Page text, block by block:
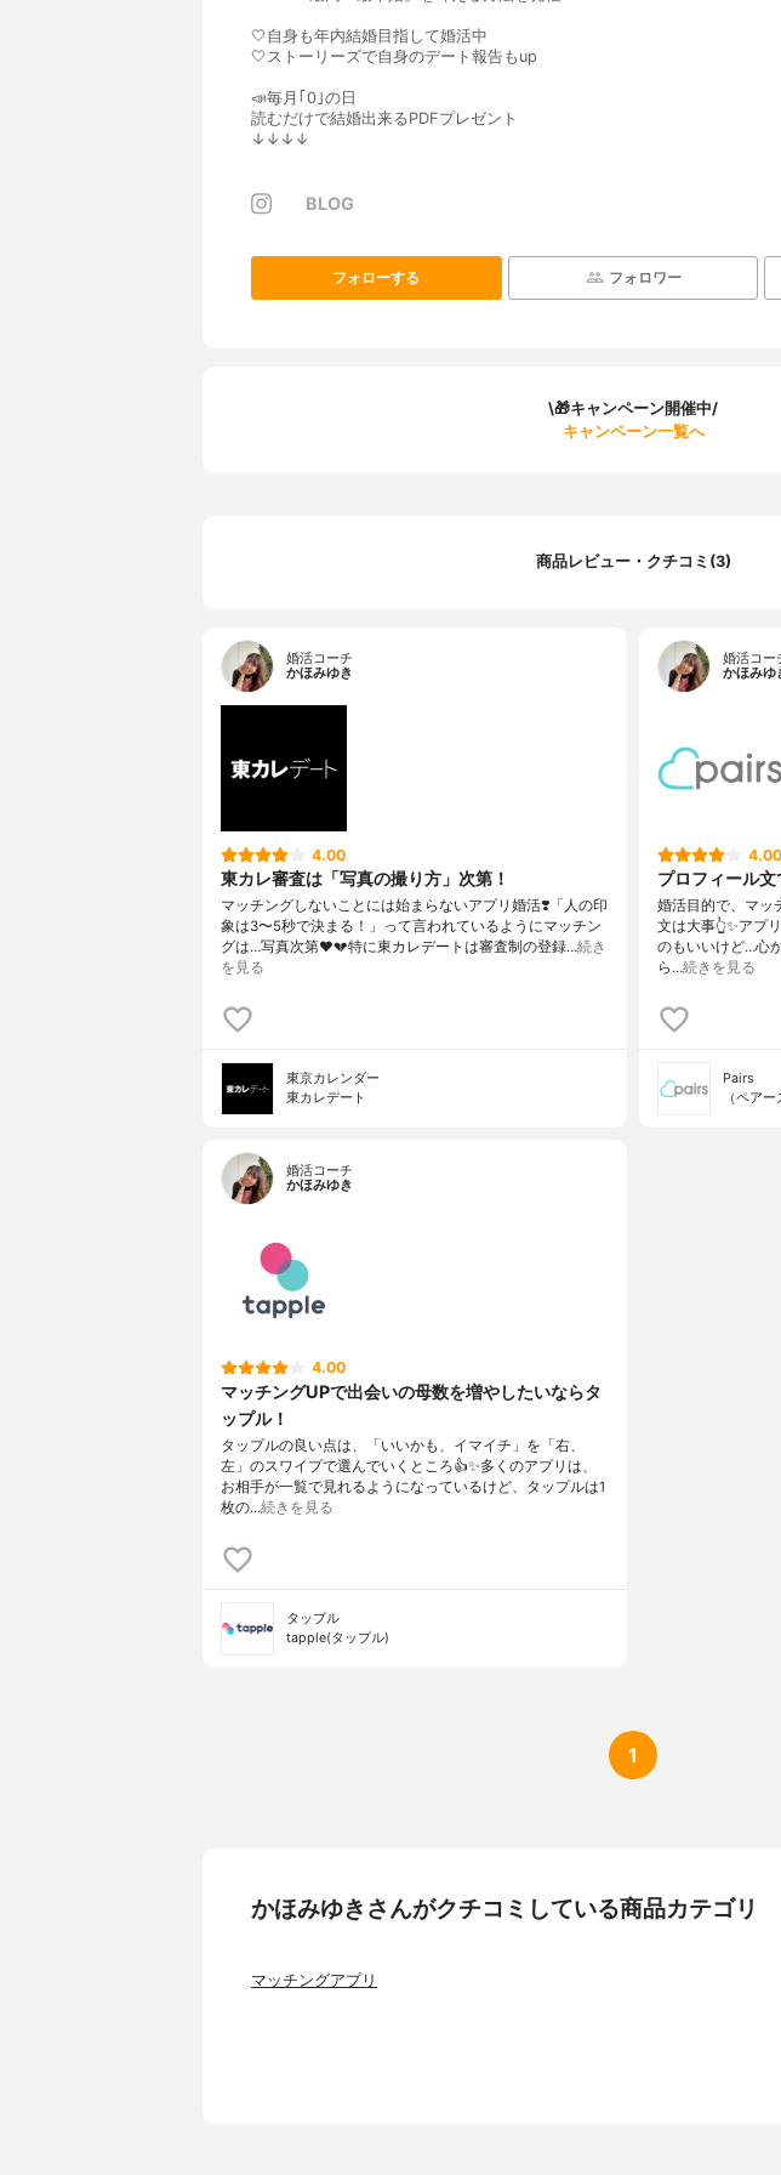
🤍自身も年内結婚目指して婚活中
🤍ストーリーズで自身のデート報告もup
📣毎月｢0｣の日
読むだけで結婚出来るPDFプレゼント
↓↓↓↓
BLOG
フォローする フォロワー
\🎁キャンペーン開催中/
キャンペーン一覧へ
商品レビュー・クチコミ(3)
婚活コーチ
かほみゆき
4.00
東カレ審査は「写真の撮り方」次第！
マッチングしないことには始まらないアプリ婚活❣️「人の印
象は3〜5秒で決まる！」って言われているようにマッチン
グは…写真次第❤️💔特に東カレデートは審査制の登録…続き
を見る
東京カレンダー
東カレデート
婚活コー
かほみゆ
4.00
プロフィール文
婚活目的で、マッ
文は大事👆✨アプ
のもいいけど…心
ら…続きを見る
Pairs
（ペアー
婚活コーチ
かほみゆき
4.00
マッチングUPで出会いの母数を増やしたいならタ
ップル！
タップルの良い点は、「いいかも、イマイチ」を「右、
左」のスワイプで選んでいくところ👍✨多くのアプリは、
お相手が一覧で見れるようになっているけど、タップルは1
枚の…続きを見る
タップル
tapple(タップル)
1
かほみゆきさんがクチコミしている商品カテゴリ
マッチングアプリ